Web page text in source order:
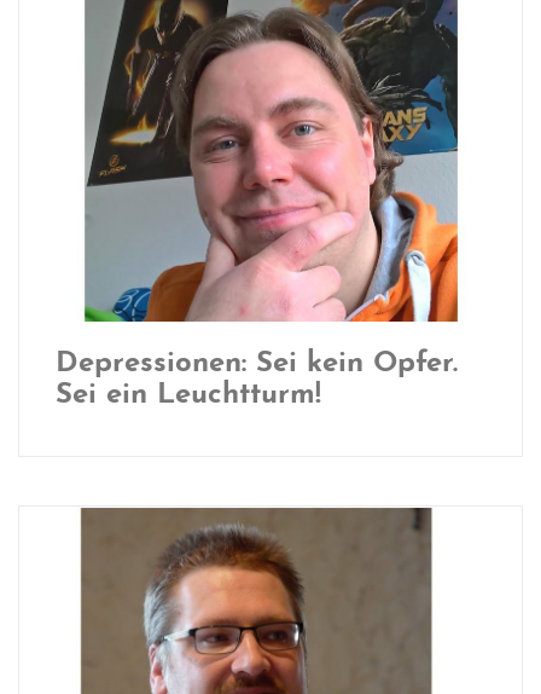
Depressionen: Sei kein Opfer.
Sei ein Leuchtturm!